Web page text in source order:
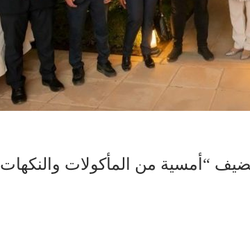
“أمسية من المأكولات والنكهات